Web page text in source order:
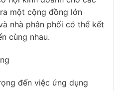
một cộng đồng lớn
nhà phân phối có thể kết
cùng nhau.
đến việc ứng dụng